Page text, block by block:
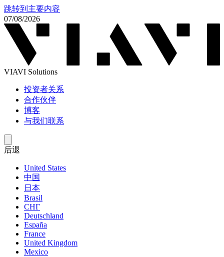
跳转到主要内容
07/08/2026
VIAVI Solutions
投资者关系
合作伙伴
博客
与我们联系
后退
United States
中国
日本
Brasil
СНГ
Deutschland
España
France
United Kingdom
Mexico